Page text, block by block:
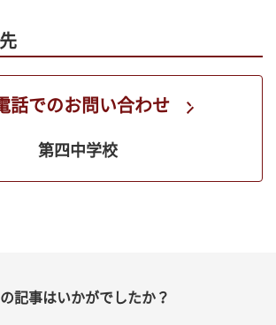
話でのお問い合わせ
第四中学校
記事はいかがでしたか？